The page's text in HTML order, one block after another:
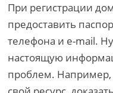
При регистрации
предоставить
телефона и e-mail.
настоящую
проблем. Например,